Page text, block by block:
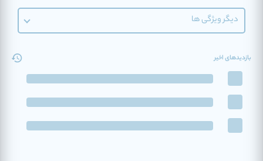
دیگر ویژگی ها
بازدیدهای اخیر